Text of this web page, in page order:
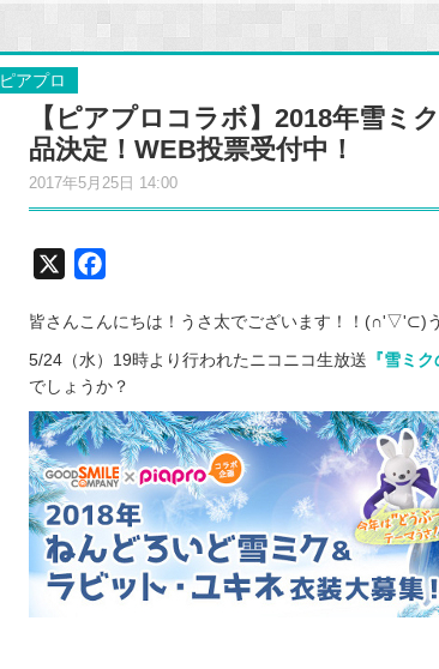
ピアプロ
【ピアプロコラボ】2018年雪ミ
品決定！WEB投票受付中！
2017年5月25日 14:00
c
e
b
o
o
k
皆さんこんにちは！うさ太でございます！！(∩'▽'⊂)
5/24（水）19時より行われたニコニコ生放送 『雪ミ
でしょうか？